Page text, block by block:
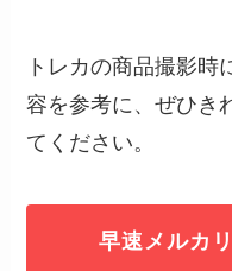
トレカの商品撮影時
容を参考に、ぜひき
てください。
早速メルカ